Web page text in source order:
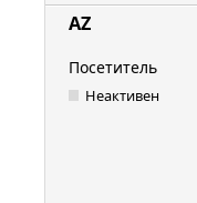
AZ
Посетитель
Неактивен